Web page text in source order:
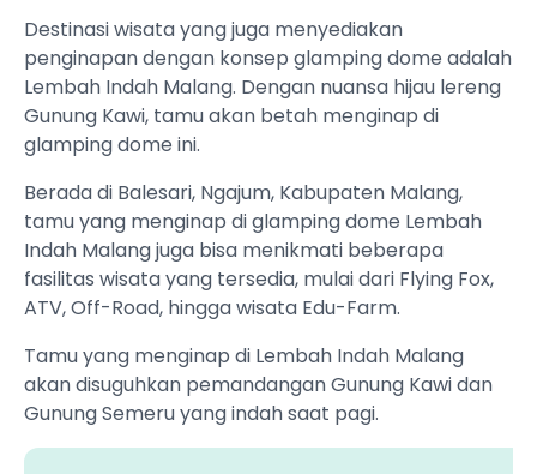
Destinasi wisata yang juga menyediakan
penginapan dengan konsep glamping dome adalah
Lembah Indah Malang. Dengan nuansa hijau lereng
Gunung Kawi, tamu akan betah menginap di
glamping dome ini.
Berada di Balesari, Ngajum, Kabupaten Malang,
tamu yang menginap di glamping dome Lembah
Indah Malang juga bisa menikmati beberapa
fasilitas wisata yang tersedia, mulai dari Flying Fox,
ATV, Off-Road, hingga wisata Edu-Farm.
Tamu yang menginap di Lembah Indah Malang
akan disuguhkan pemandangan Gunung Kawi dan
Gunung Semeru yang indah saat pagi.